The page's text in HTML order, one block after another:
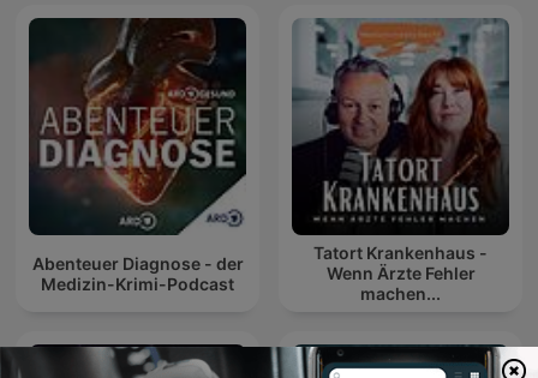
Abenteuer Diagnose - der
Medizin-Krimi-Podcast
Tatort Krankenhaus -
Wenn Ärzte Fehler
machen...